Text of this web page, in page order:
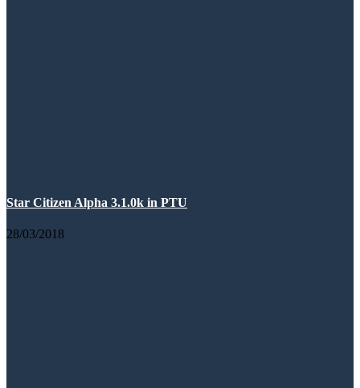
Star Citizen Alpha 3.1.0k in PTU
28/03/2018